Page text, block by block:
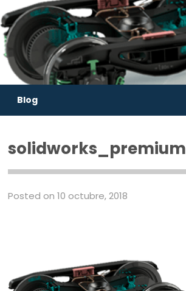
Blog
solidworks_premium
Posted on 10 octubre, 2018